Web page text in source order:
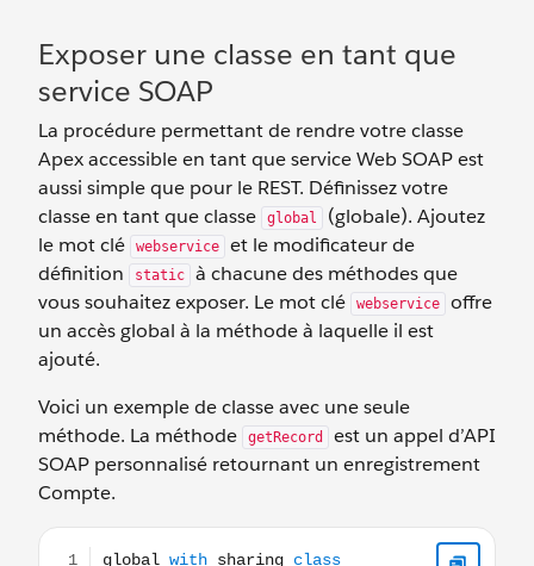
Exposer une classe en tant que
service SOAP
La procédure permettant de rendre votre classe
Apex accessible en tant que service Web SOAP est
aussi simple que pour le REST. Définissez votre
classe en tant que classe
global
(globale). Ajoutez
le mot clé
webservice
et le modificateur de
définition
static
à chacune des méthodes que
vous souhaitez exposer. Le mot clé
webservice
offre
un accès global à la méthode à laquelle il est
ajouté.
Voici un exemple de classe avec une seule
méthode. La méthode
getRecord
est un appel d’API
SOAP personnalisé retournant un enregistrement
Compte.
global with sharing class MySOAPWebService {